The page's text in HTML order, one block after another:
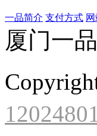
一品简介 支付方式
厦门一